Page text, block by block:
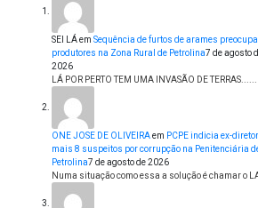
SEI LÁem Sequência de furtos de arames preocupa
produtores na Zona Rural de Petrolina7 de agosto
2026
LÁ POR PERTO TEM UMA INVASÃO DE TERRAS......
ONE JOSE DE OLIVEIRAem PCPE indicia ex-
mais 8 suspeitos por corrupção na Penitenciária
Petrolina7 de agosto de 2026
Numa situação como essa a solução é chamar o